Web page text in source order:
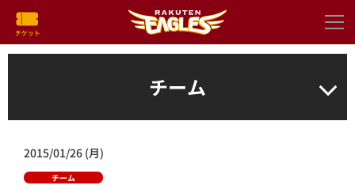
チーム
2015/01/26 (月)
チーム